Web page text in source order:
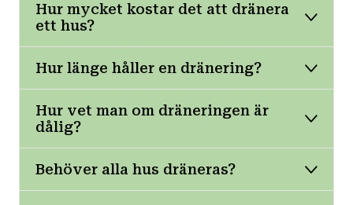
Hur mycket kostar det att dränera
ett hus?
Hur länge håller en dränering?
Hur vet man om dräneringen är
dålig?
Behöver alla hus dräneras?